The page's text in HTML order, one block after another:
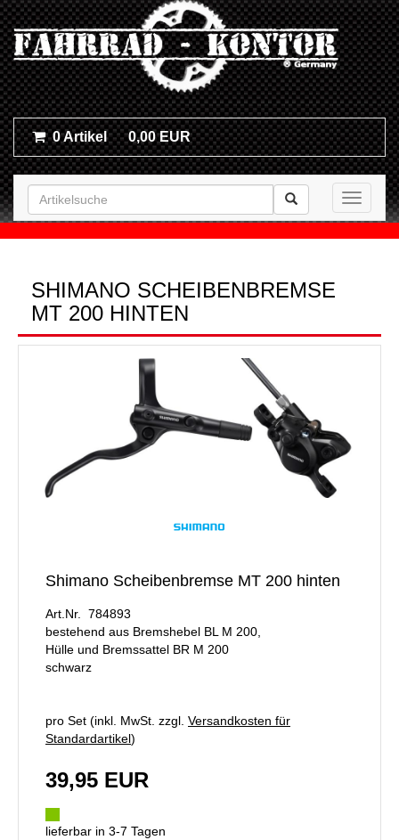
0 Artikel 0,00 EUR
Toggle
SHIMANO SCHEIBENBREMSE
MT 200 HINTEN
Shimano Scheibenbremse MT 200 hinten
Art.Nr. 784893
bestehend aus Bremshebel BL M 200,
Hülle und Bremssattel BR M 200
schwarz
pro Set (inkl. MwSt. zzgl. Versandkosten für
Standardartikel)
39,95 EUR
lieferbar in 3-7 Tagen